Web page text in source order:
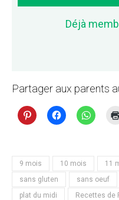
Déjà
Partager aux parents
9 mois 10 mois 11
sans gluten
sans oeuf
plat du midi
Recettes de